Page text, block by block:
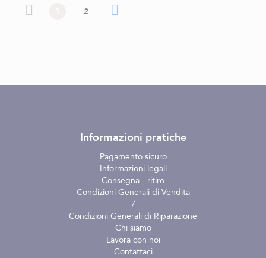
Pagina Pagina precedente
Attualmente stai leggendo la pagina
Pagina
2
Informazioni pratiche
Pagamento sicuro
Informazioni legali
Consegna - ritiro
Condizioni Generali di Vendita
/
Condizioni Generali di Riparazione
Chi siamo
Lavora con noi
Contattaci